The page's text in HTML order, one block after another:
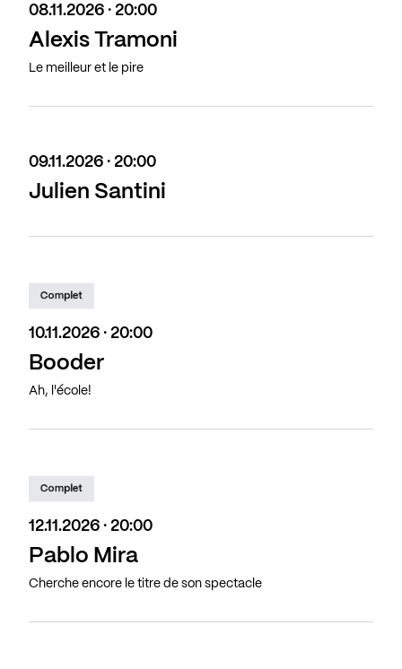
08.11.2026 · 20:00
Alexis Tramoni
Le meilleur et le pire
09.11.2026 · 20:00
Julien Santini
Complet
10.11.2026 · 20:00
Booder
Ah, l'école!
Complet
12.11.2026 · 20:00
Pablo Mira
Cherche encore le titre de son spectacle